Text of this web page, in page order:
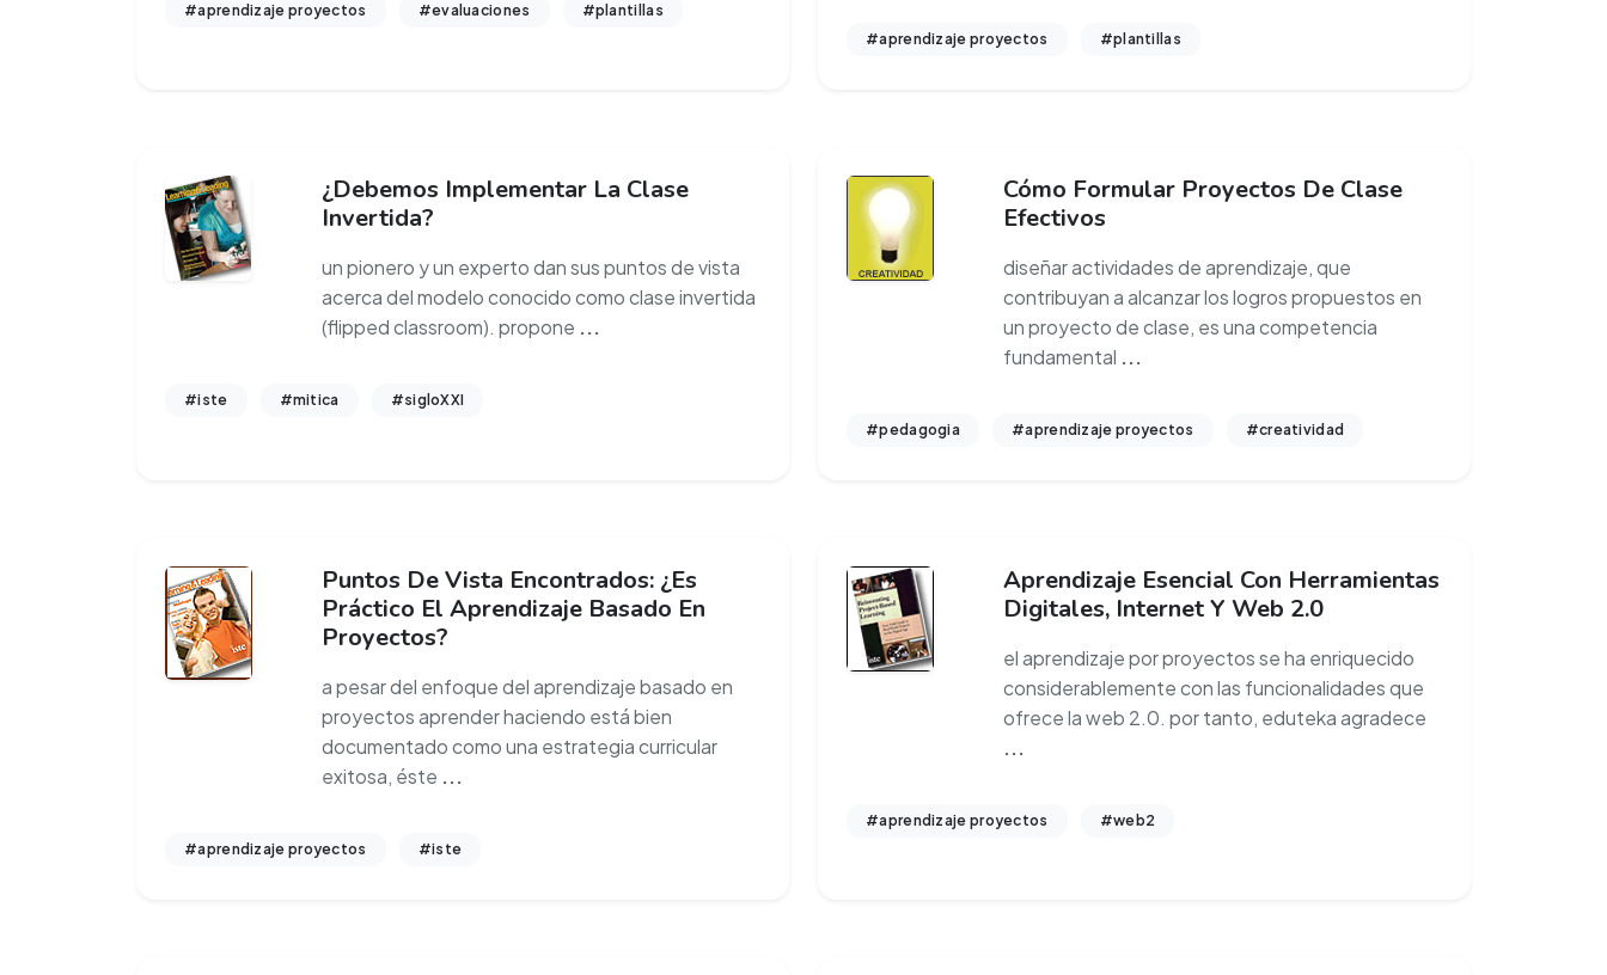
#aprendizaje proyectos #evaluaciones #plantillas
#aprendizaje proyectos #plantillas
¿Debemos Implementar La Clase
Invertida?
un pionero y un experto dan sus puntos de vista
acerca del modelo conocido como clase invertida
(flipped classroom). propone ...
#iste #mitica #sigloXXI
Cómo Formular Proyectos De Clase
Efectivos
diseñar actividades de aprendizaje, que
contribuyan a alcanzar los logros propuestos en
un proyecto de clase, es una competencia
fundamental ...
#pedagogia #aprendizaje proyectos #creatividad
Puntos De Vista Encontrados: ¿Es
Práctico El Aprendizaje Basado En
Proyectos?
a pesar del enfoque del aprendizaje basado en
proyectos aprender haciendo está bien
documentado como una estrategia curricular
exitosa, éste ...
#aprendizaje proyectos #iste
Aprendizaje Esencial Con Herramientas
Digitales, Internet Y Web 2.0
el aprendizaje por proyectos se ha enriquecido
considerablemente con las funcionalidades que
ofrece la web 2.0. por tanto, eduteka agradece
...
#aprendizaje proyectos #web2